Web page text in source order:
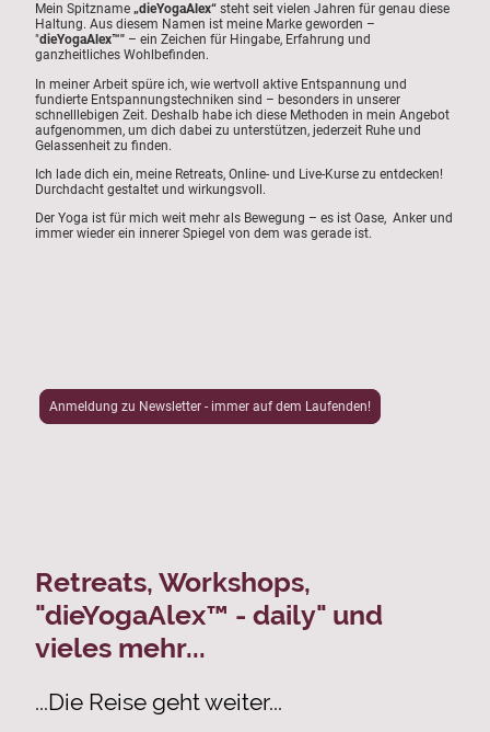
Mein Spitzname „dieYogaAlex“ steht seit vielen Jahren für genau diese
Haltung. Aus diesem Namen ist meine Marke geworden –
"dieYogaAlex™" – ein Zeichen für Hingabe, Erfahrung und
ganzheitliches Wohlbefinden.
In meiner Arbeit spüre ich, wie wertvoll aktive Entspannung und
fundierte Entspannungstechniken sind – besonders in unserer
schnelllebigen Zeit. Deshalb habe ich diese Methoden in mein Angebot
aufgenommen, um dich dabei zu unterstützen, jederzeit Ruhe und
Gelassenheit zu finden.
Ich lade dich ein, meine Retreats, Online- und Live-Kurse zu entdecken!
Durchdacht gestaltet und wirkungsvoll.
Der Yoga ist für mich weit mehr als Bewegung – es ist Oase, Anker und
immer wieder ein innerer Spiegel von dem was gerade ist.
Anmeldung zu Newsletter - immer auf dem Laufenden!
Retreats, Workshops,
"dieYogaAlex™ - daily" und
vieles mehr...
...Die Reise geht weiter...